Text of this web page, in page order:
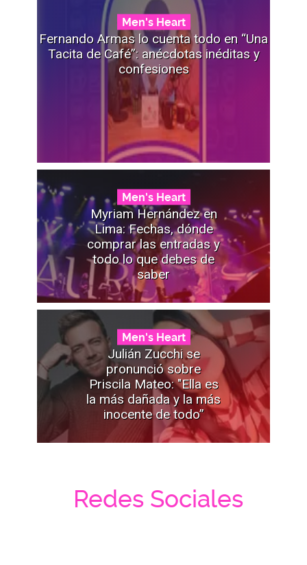
Men's Heart
Fernando Armas lo cuenta todo en “Una
Tacita de Café”: anécdotas inéditas y
confesiones
Men's Heart
Myriam Hernández en
Lima: Fechas, dónde
comprar las entradas y
todo lo que debes de
saber
Men's Heart
Julián Zucchi se
pronunció sobre
Priscila Mateo: "Ella es
la más dañada y la más
inocente de todo”
Redes Sociales